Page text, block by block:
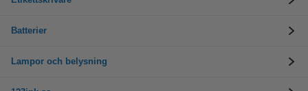
Batterier
Lampor och belysning